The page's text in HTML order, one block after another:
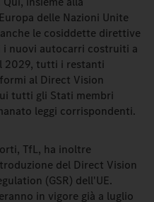
delle Nazioni Unite
le cosiddette direttive
i nuovi autocarri costruiti a
2029, tutti i restanti
al Direct Vision
tutti gli Stati membri
leggi corrispondenti.
TfL, ha inoltre
del Direct Vision
(GSR) dell'UE.
in vigore già a luglio